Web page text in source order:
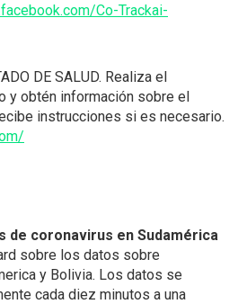
Co-Trackai-
DE SALUD. Realiza el
y obtén información sobre el
instrucciones si es necesario.
de coronavirus en Sudamérica
sobre los datos sobre
y Bolivia. Los datos se
cada diez minutos a una